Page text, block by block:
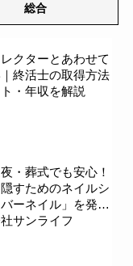
総合
クターとあわせて
終活士の取得方法
・年収を解説
・葬式でも安心！
すためのネイルシ
ーネイル」を発売
サンライフ